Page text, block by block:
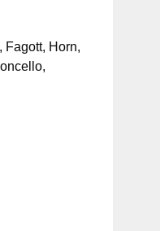
Fagott, Horn,